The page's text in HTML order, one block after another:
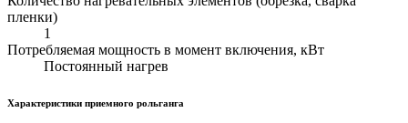
пленки)
1
Потребляемая мощность в момент включения, кВт
Постоянный нагрев
Характеристики приемного рольганга